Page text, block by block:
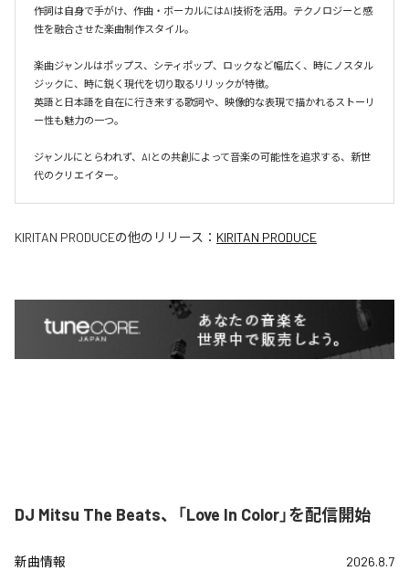
作詞は自身で手がけ、作曲・ボーカルにはAI技術を活用。テクノロジーと感
性を融合させた楽曲制作スタイル。
楽曲ジャンルはポップス、シティポップ、ロックなど幅広く、時にノスタル
ジックに、時に鋭く現代を切り取るリリックが特徴。
英語と日本語を自在に行き来する歌詞や、映像的な表現で描かれるストーリ
ー性も魅力の一つ。
ジャンルにとらわれず、AIとの共創によって音楽の可能性を追求する、新世
代のクリエイター。
KIRITAN PRODUCEの他のリリース： KIRITAN PRODUCE
DJ Mitsu The Beats、「Love In Color」を配信開始
新曲情報 2026.8.7